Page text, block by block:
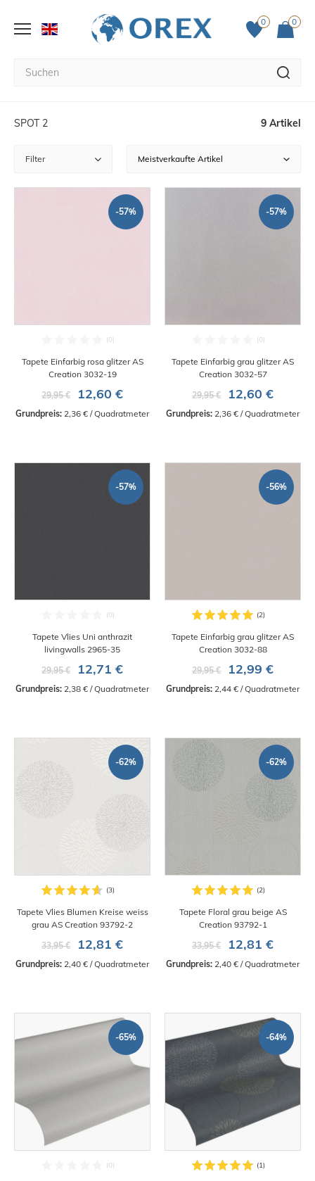
0 0
SPOT 2 9 Artikel
Filter
-57%
Tapete Einfarbig rosa glitzer AS
Creation 3032-19
29,95 €
12,60 €
Grundpreis: 2,36 € / Quadratmeter
-57%
Tapete Einfarbig grau glitzer AS
Creation 3032-57
29,95 €
12,60 €
Grundpreis: 2,36 € / Quadratmeter
-57%
Tapete Vlies Uni anthrazit
livingwalls 2965-35
29,95 €
12,71 €
Grundpreis: 2,38 € / Quadratmeter
-56%
Tapete Einfarbig grau glitzer AS
Creation 3032-88
29,95 €
12,99 €
Grundpreis: 2,44 € / Quadratmeter
-62%
Tapete Vlies Blumen Kreise weiss
grau AS Creation 93792-2
33,95 €
12,81 €
Grundpreis: 2,40 € / Quadratmeter
-62%
Tapete Floral grau beige AS
Creation 93792-1
33,95 €
12,81 €
Grundpreis: 2,40 € / Quadratmeter
-65% -64%